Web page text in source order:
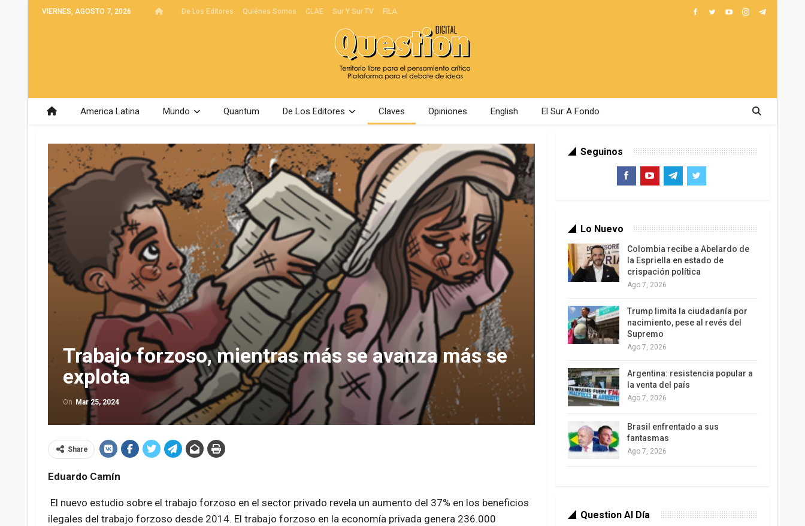
VIERNES, AGOSTO 7, 2026 De Los Editores Quiénes Somos CLAE Sur Y Sur TV FILA
America Latina Mundo Quantum De Los Editores Claves Opiniones English El Sur A Fondo
Trabajo forzoso, mientras más se avanza más se
explota
On Mar 25, 2024
Share
Eduardo Camín
El nuevo estudio sobre el trabajo forzoso en el sector privado revela un aumento del 37% en los beneficios
ilegales del trabajo forzoso desde 2014. El trabajo forzoso en la economía privada genera 236.000
Seguinos
Lo Nuevo
Colombia recibe a Abelardo de
la Espriella en estado de
crispación política
Ago 7, 2026
Trump limita la ciudadanía por
nacimiento, pese al revés del
Supremo
Ago 7, 2026
Argentina: resistencia popular a
la venta del país
Ago 7, 2026
Brasil enfrentado a sus
fantasmas
Ago 7, 2026
Question Al Día